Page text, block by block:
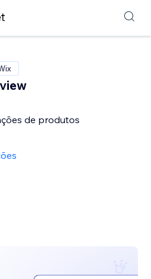
de produtos